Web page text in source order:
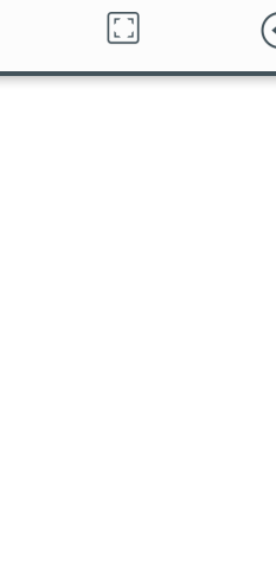
afgangslister 1875